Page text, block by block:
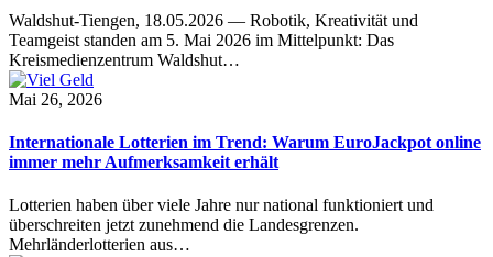
Waldshut-Tiengen, 18.05.2026 — Robotik, Kreativität und
Teamgeist standen am 5. Mai 2026 im Mittelpunkt: Das
Kreismedienzentrum Waldshut…
Mai 26, 2026
Internationale Lotterien im Trend: Warum EuroJackpot online
immer mehr Aufmerksamkeit erhält
Lotterien haben über viele Jahre nur national funktioniert und
überschreiten jetzt zunehmend die Landesgrenzen.
Mehrländerlotterien aus…